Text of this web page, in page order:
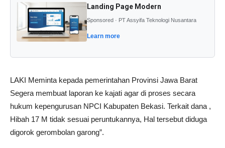
Landing Page Modern
Sponsored · PT Assyifa Teknologi Nusantara
Learn more
LAKI Meminta kepada pemerintahan Provinsi Jawa Barat
Segera membuat laporan ke kajati agar di proses secara
hukum kepengurusan NPCI Kabupaten Bekasi. Terkait dana ,
Hibah 17 M tidak sesuai peruntukannya, Hal tersebut diduga
digorok gerombolan garong”.